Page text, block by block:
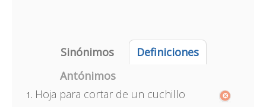
Sinónimos
Definiciones
Antónimos
Hoja para cortar de un cuchillo